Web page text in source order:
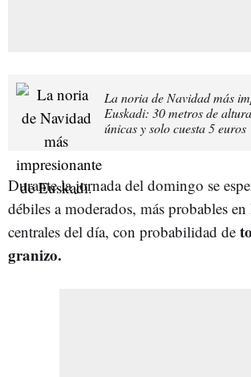
La noria de Navidad más
Euskadi: 30 metros de
únicas y solo cuesta 5 euros
Durante la jornada del domingo se
débiles a moderados, más probables en
centrales del día, con probabilidad de
granizo.